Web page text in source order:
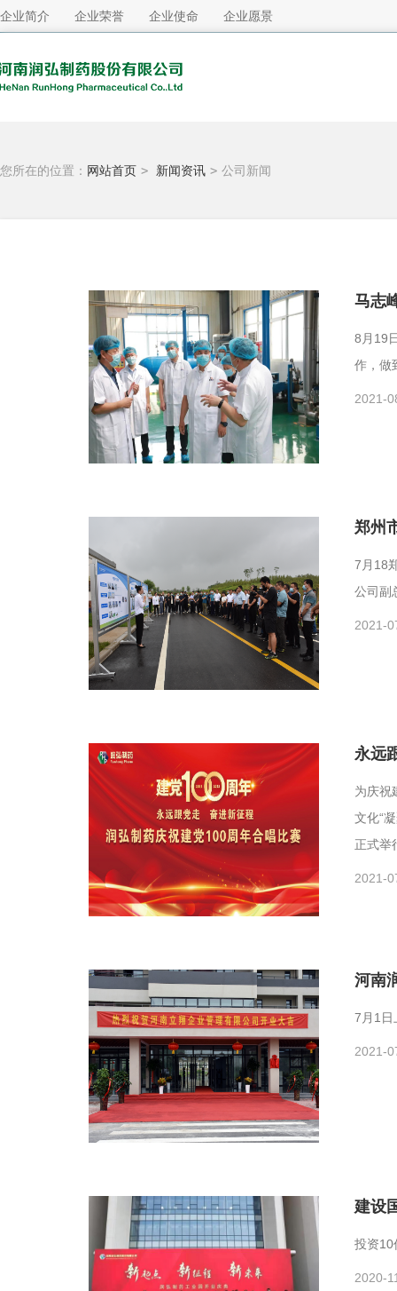
企业简介 企业荣誉 企业使命 企业愿景
您所在的位置： 网站首页 > 新闻资讯 > 公司新闻
马志
8月19
作，做
2021-
郑州
7月18
公司副
2021-
永远
为庆祝
文化“
正式举
2021-
河南
7月1日
2021-
建设
投资10
2020-